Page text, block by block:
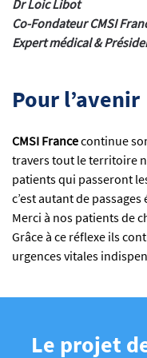
Dr Loic Libot
Co-Fondateur CMSI
Expert médical &
Pour l’avenir
CMSI Francecontinue
travers tout le territoire
patients qui passeront
c’est autant de
Merci à nos patients de
Grâce à ce réflexe ils
urgences vitales
Le projet